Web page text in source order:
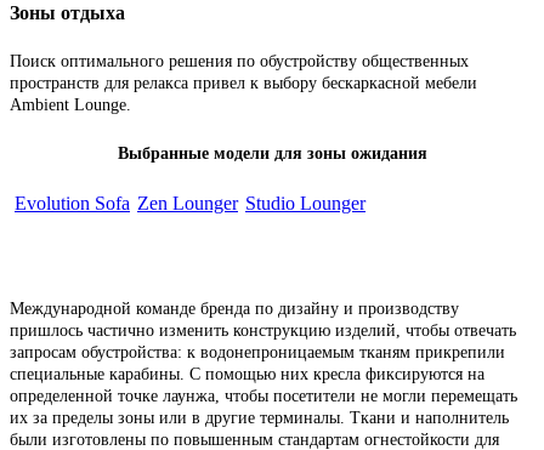
Зоны отдыха
Поиск оптимального решения по обустройству общественных
пространств для релакса привел к выбору бескаркасной мебели
Ambient Lounge.
Выбранные модели для зоны ожидания
Evolution Sofa Zen Lounger Studio Lounger
Международной команде бренда по дизайну и производству
пришлось частично изменить конструкцию изделий, чтобы отвечать
запросам обустройства: к водонепроницаемым тканям прикрепили
специальные карабины. С помощью них кресла фиксируются на
определенной точке лаунжа, чтобы посетители не могли перемещать
их за пределы зоны или в другие терминалы. Ткани и наполнитель
были изготовлены по повышенным стандартам огнестойкости для